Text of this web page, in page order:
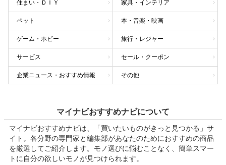
住まい・ＤＩＹ 家具・インテリア
ペット 本・音楽・映画
ゲーム・ホビー 旅行・レジャー
サービス セール・クーポン
企業ニュース・おすすめ情報 その他
マイナビおすすめナビについて
マイナビおすすめナビは、「買いたいものがきっと見つかる」サ
イト。各分野の専門家と編集部があなたのためにおすすめの商品
を厳選してご紹介します。モノ選びに悩むことなく、簡単スマー
トに自分の欲しいモノが見つけられます。